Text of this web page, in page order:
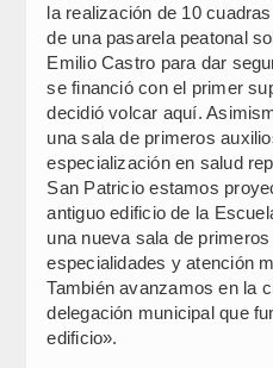
la realización de 10
de una pasarela peatonal
Emilio Castro para dar
se financió con el primer
decidió volcar aquí.
una sala de primeros
especialización en salud
San Patricio estamos
antiguo edificio de la
una nueva sala de
especialidades y atención
También avanzamos en la
delegación municipal que
edificio».